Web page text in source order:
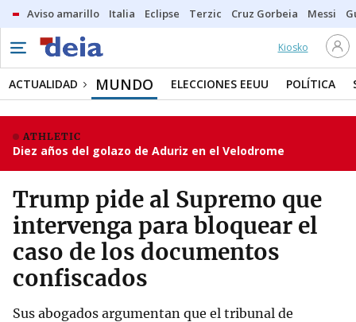
Aviso amarillo Italia Eclipse Terzic Cruz Gorbeia Messi
Kiosko
ACTUALIDAD MUNDO ELECCIONES EEUU POLÍTICA
ATHLETIC
Diez años del golazo de Aduriz en el Velodrome
Trump pide al Supremo que
intervenga para bloquear el
caso de los documentos
confiscados
Sus abogados argumentan que el tribunal de